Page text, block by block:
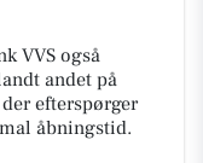
VVS også
andet på
efterspørger
åbningstid.